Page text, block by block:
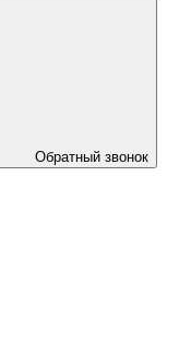
Обратный звонок